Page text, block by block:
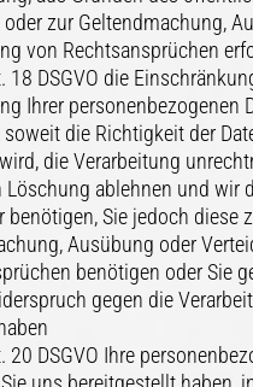
oder zur Geltendmachung,
von Rechtsansprüchen
18 DSGVO die
Ihrer personenbezogenen
soweit die Richtigkeit der
die Verarbeitung
Löschung ablehnen und wir
benötigen, Sie jedoch diese
Ausübung oder
benötigen oder Sie
gegen die
20 DSGVO Ihre